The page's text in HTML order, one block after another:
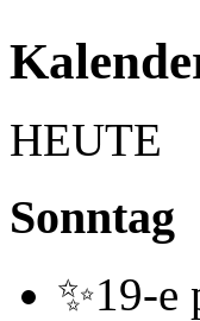
HEUTE
Sonntag
✨19-е